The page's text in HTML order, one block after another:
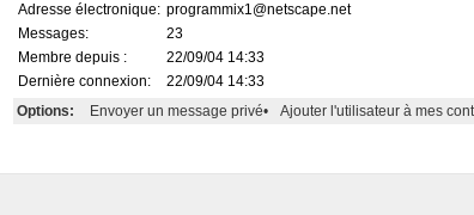
Adresse électronique: programmix1@netscape.net
Messages:
23
Membre depuis :
22/09/04 14:33
Dernière connexion:
22/09/04 14:33
Options:
Envoyer un message privé• Ajouter l'utilisateur à mes